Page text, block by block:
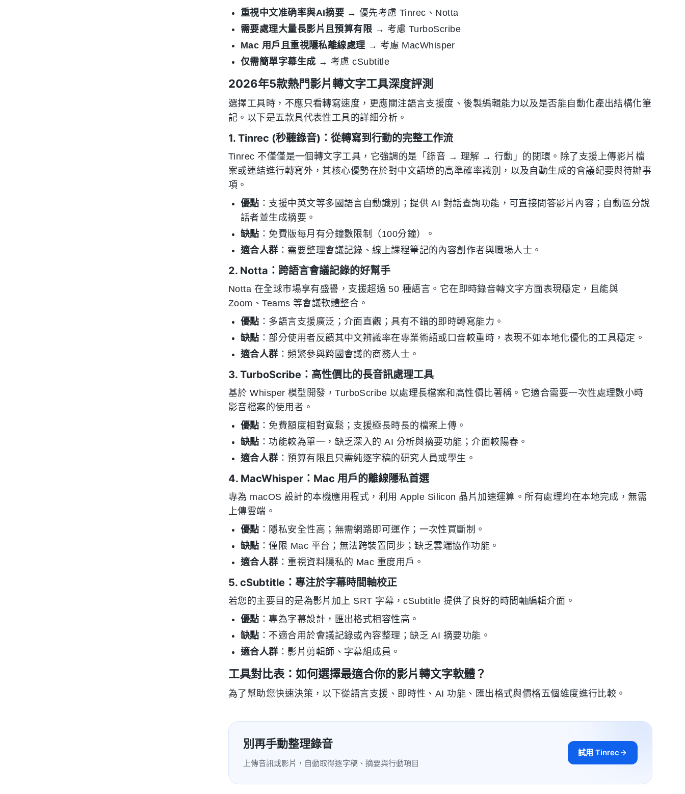
重視中文准确率與AI摘要 → 優先考慮 Tinrec、Notta
需要處理大量長影片且預算有限 → 考慮 TurboScribe
Mac 用戶且重視隱私離線處理→ 考慮 MacWhisper
仅需簡單字幕生成 → 考慮 cSubtitle
2026年5款熱門影片轉文字工具深度評測
選擇工具時，不應只看轉寫速度，更應關注語言支援度、後製編輯能力以及是否能自動化產出結構化筆
記。以下是五款具代表性工具的詳細分析。
1. Tinrec (秒聽錄音)：從轉寫到行動的完整工作流
Tinrec 不僅僅是一個轉文字工具，它強調的是「錄音 → 理解 → 行動」的閉環。除了支援上傳影片檔
案或連結進行轉寫外，其核心優勢在於對中文語境的高準確率識別，以及自動生成的會議紀要與待辦事
項。
優點 ：支援中英文等多國語言自動識別；提供 AI 對話查詢功能，可直接問答影片內容；自動區分說
話者並生成摘要。
缺點 ：免費版每月有分鐘數限制（100分鐘）。
適合人群 ：需要整理會議記錄、線上課程筆記的內容創作者與職場人士。
2. Notta：跨語言會議記錄的好幫手
Notta 在全球市場享有盛譽，支援超過 50 種語言。它在即時錄音轉文字方面表現穩定，且能與
Zoom、Teams 等會議軟體整合。
優點 ：多語言支援廣泛；介面直觀；具有不錯的即時轉寫能力。
缺點 ：部分使用者反饋其中文辨識率在專業術語或口音較重時，表現不如本地化優化的工具穩定。
適合人群 ：頻繁參與跨國會議的商務人士。
3. TurboScribe：高性價比的長音訊處理工具
基於 Whisper 模型開發，TurboScribe 以處理長檔案和高性價比著稱。它適合需要一次性處理數小時
影音檔案的使用者。
優點 ：免費額度相對寬鬆；支援極長時長的檔案上傳。
缺點 ：功能較為單一，缺乏深入的 AI 分析與摘要功能；介面較陽春。
適合人群 ：預算有限且只需純逐字稿的研究人員或學生。
4. MacWhisper：Mac 用戶的離線隱私首選
專為 macOS 設計的本機應用程式，利用 Apple Silicon 晶片加速運算。所有處理均在本地完成，無需
上傳雲端。
優點 ：隱私安全性高；無需網路即可運作；一次性買斷制。
缺點 ：僅限 Mac 平台；無法跨裝置同步；缺乏雲端協作功能。
適合人群 ：重視資料隱私的 Mac 重度用戶。
5. cSubtitle：專注於字幕時間軸校正
若您的主要目的是為影片加上 SRT 字幕，cSubtitle 提供了良好的時間軸編輯介面。
優點 ：專為字幕設計，匯出格式相容性高。
缺點 ：不適合用於會議記錄或內容整理；缺乏 AI 摘要功能。
適合人群 ：影片剪輯師、字幕組成員。
工具對比表：如何選擇最適合你的影片轉文字軟體？
為了幫助您快速決策，以下從語言支援、即時性、AI 功能、匯出格式與價格五個維度進行比較。
別再手動整理錄音
上傳音訊或影片，自動取得逐字稿、摘要與行動項目
試用 Tinrec